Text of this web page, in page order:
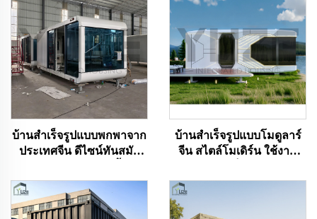
บ้านสำเร็จรูปแบบพกพาจาก
ประเทศจีน ดีไซน์ทันสมัย
อัจฉริยะ สำหรับนอนพักแรม
แบบกลัมปิ้ง พร้อมห้องน้ำ
และห้องครัว
บ้านสำเร็จรูปแบบโมดูลาร์
จีน สไตล์โมเดิร์น ใช้งาน
โรงแรมแคปซูลสำหรับการ
ท่องเที่ยวเชิงวัฒนธรรม